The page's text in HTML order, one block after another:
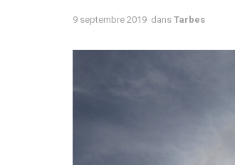
9 septembre 2019 dans Tarbes